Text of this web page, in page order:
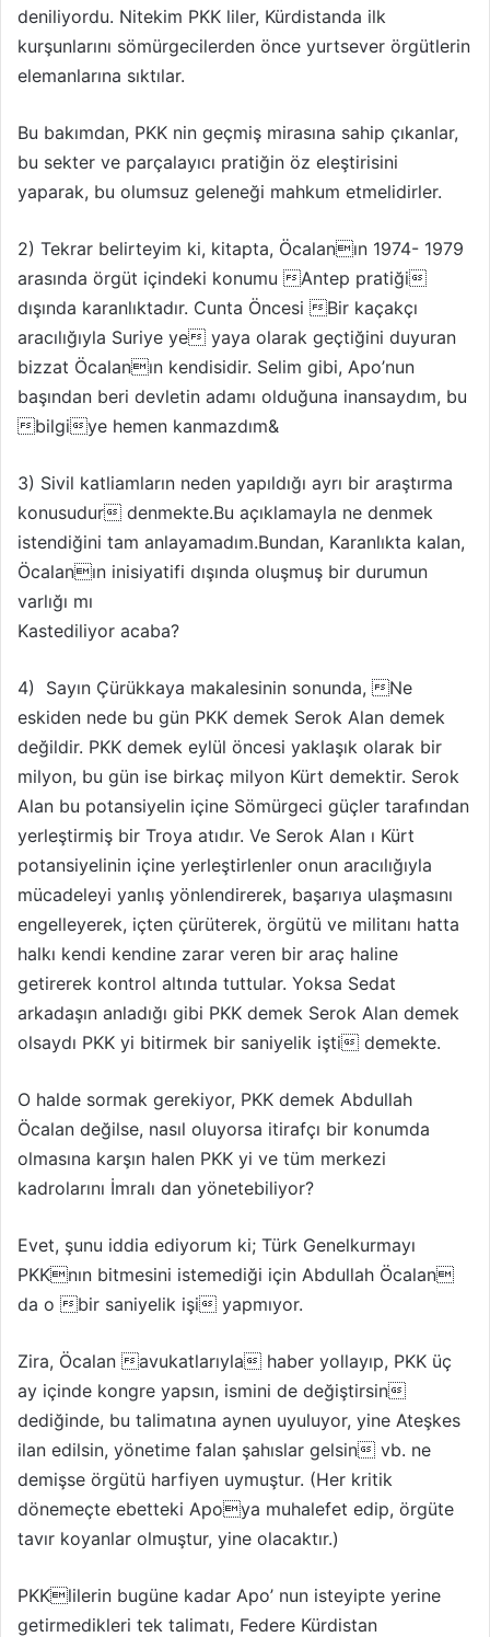
deniliyordu. Nitekim PKK liler, Kürdistanda ilk
kurşunlarını sömürgecilerden önce yurtsever örgütlerin
elemanlarına sıktılar.
Bu bakımdan, PKK nin geçmiş mirasına sahip çıkanlar,
bu sekter ve parçalayıcı pratiğin öz eleştirisini
yaparak, bu olumsuz geleneği mahkum etmelidirler.
2) Tekrar belirteyim ki, kitapta, Öcalanın 1974- 1979
arasında örgüt içindeki konumu Antep pratiği
dışında karanlıktadır. Cunta Öncesi Bir kaçakçı
aracılığıyla Suriye ye yaya olarak geçtiğini duyuran
bizzat Öcalanın kendisidir. Selim gibi, Apo’nun
başından beri devletin adamı olduğuna inansaydım, bu
bilgiye hemen kanmazdım&
3) Sivil katliamların neden yapıldığı ayrı bir araştırma
konusudur denmekte.Bu açıklamayla ne denmek
istendiğini tam anlayamadım.Bundan, Karanlıkta kalan,
Öcalanın inisiyatifi dışında oluşmuş bir durumun
varlığı mı
Kastediliyor acaba?
4) Sayın Çürükkaya makalesinin sonunda, Ne
eskiden nede bu gün PKK demek Serok Alan demek
değildir. PKK demek eylül öncesi yaklaşık olarak bir
milyon, bu gün ise birkaç milyon Kürt demektir. Serok
Alan bu potansiyelin içine Sömürgeci güçler tarafından
yerleştirmiş bir Troya atıdır. Ve Serok Alan ı Kürt
potansiyelinin içine yerleştirlenler onun aracılığıyla
mücadeleyi yanlış yönlendirerek, başarıya ulaşmasını
engelleyerek, içten çürüterek, örgütü ve militanı hatta
halkı kendi kendine zarar veren bir araç haline
getirerek kontrol altında tuttular. Yoksa Sedat
arkadaşın anladığı gibi PKK demek Serok Alan demek
olsaydı PKK yi bitirmek bir saniyelik işti demekte.
O halde sormak gerekiyor, PKK demek Abdullah
Öcalan değilse, nasıl oluyorsa itirafçı bir konumda
olmasına karşın halen PKK yi ve tüm merkezi
kadrolarını İmralı dan yönetebiliyor?
Evet, şunu iddia ediyorum ki; Türk Genelkurmayı
PKKnın bitmesini istemediği için Abdullah Öcalan
da o bir saniyelik işi yapmıyor.
Zira, Öcalan avukatlarıyla haber yollayıp, PKK üç
ay içinde kongre yapsın, ismini de değiştirsin
dediğinde, bu talimatına aynen uyuluyor, yine Ateşkes
ilan edilsin, yönetime falan şahıslar gelsin vb. ne
demişse örgütü harfiyen uymuştur. (Her kritik
dönemeçte ebetteki Apoya muhalefet edip, örgüte
tavır koyanlar olmuştur, yine olacaktır.)
PKKlilerin bugüne kadar Apo’ nun isteyipte yerine
getirmedikleri tek talimatı, Federe Kürdistan